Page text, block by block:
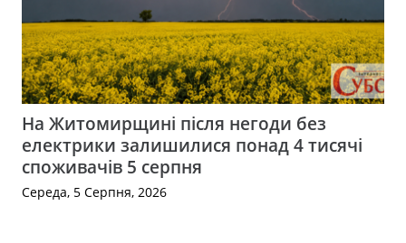
На Житомирщині після негоди без
електрики залишилися понад 4 тисячі
споживачів 5 серпня
Середа, 5 Серпня, 2026